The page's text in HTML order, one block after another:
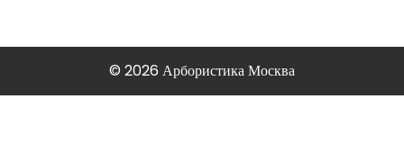
© 2026 Арбористика Москва